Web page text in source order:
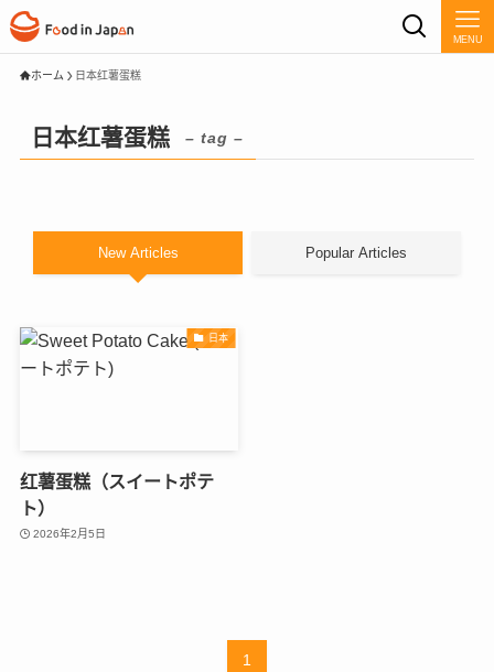
MENU
ホーム 日本红薯蛋糕
日本红薯蛋糕 – tag –
New Articles Popular Articles
日本
红薯蛋糕（スイートポテ
ト）
2026年2月5日
1